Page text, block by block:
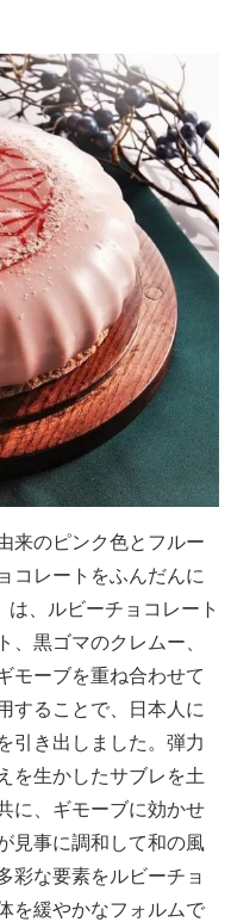
来のピンク色とフルー
コレートをふんだんに
は、ルビーチョコレート
、黒ゴマのクレムー、
モーブを重ね合わせて
することで、日本人に
引き出しました。弾力
を生かしたサブレを土
に、ギモーブに効かせ
見事に調和して和の風
彩な要素をルビーチョ
を緩やかなフォルムで